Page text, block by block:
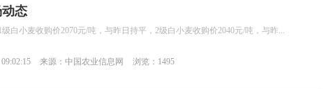
态
白小麦收购价2070元/吨，与昨日持平，2级白小麦收购价2040元/吨，与昨...
来源：中国农业信息网 浏览：1495